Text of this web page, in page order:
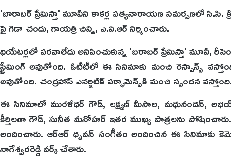
'బారాబర్ ప్రేమిస్తా' మూవీని కాకర్ల సత్యనారాయణ సమర్పణలో సి.సి.
పై గెడా చందు, గాయత్రి చిన్ని, ఎ.వి.ఆర్ నిర్మించారు.
థియేటర్లలో పరవాలేదు అనిపించుకున్న 'బరాబర్ ప్రేమిస్తా' మూవీ,
స్ట్రీమింగ్ అవుతోంది. ఓటీటీలో ఈ సినిమాకు మంచి రెస్పాన్స్
అవుతోంది. చంద్రహాస్ ఎనర్జిటిక్ పర్ఫామెన్స్‌కి మంచి స్పందన వస్తోంది.
ఈ సినిమాలో మురళీధర్ గౌడ్, లక్ష్మణ్ మీసాల, మధునందన్,
కీర్తిలతా గౌడ్, సునీత మనోహర్ ఇతర ముఖ్య పాత్రలను
అందించారు. ఆర్ఆర్ ధృవన్ సంగీతం అందించిన ఈ సినిమాకు
నాగేశ్వరరెడ్డి వర్క్ చేశారు.